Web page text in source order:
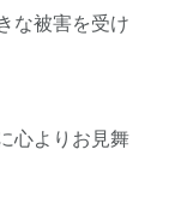
な被害を受け
心よりお見舞